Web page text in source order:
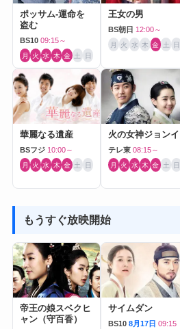
ポッサム-運命を
盗む
BS10 09:15～
月 火 水 木 金 土 日
王女の男
BS朝日 12:00～
月 火 水 木 金 土 日
華麗なる遺産
BSフジ 10:00～
月 火 水 木 金 土 日
火の女神ジョンイ
テレ東 08:15～
月 火 水 木 金 土 日
もうすぐ放映開始
帝王の娘スベクヒ
ャン（守百香）
サイムダン
BS10 8月17日 09:15